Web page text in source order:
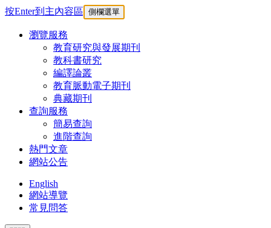
按Enter到主內容區 側欄選單
瀏覽服務
教育研究與發展期刊
教科書研究
編譯論叢
教育脈動電子期刊
典藏期刊
查詢服務
簡易查詢
進階查詢
熱門文章
網站公告
English
網站導覽
常見問答